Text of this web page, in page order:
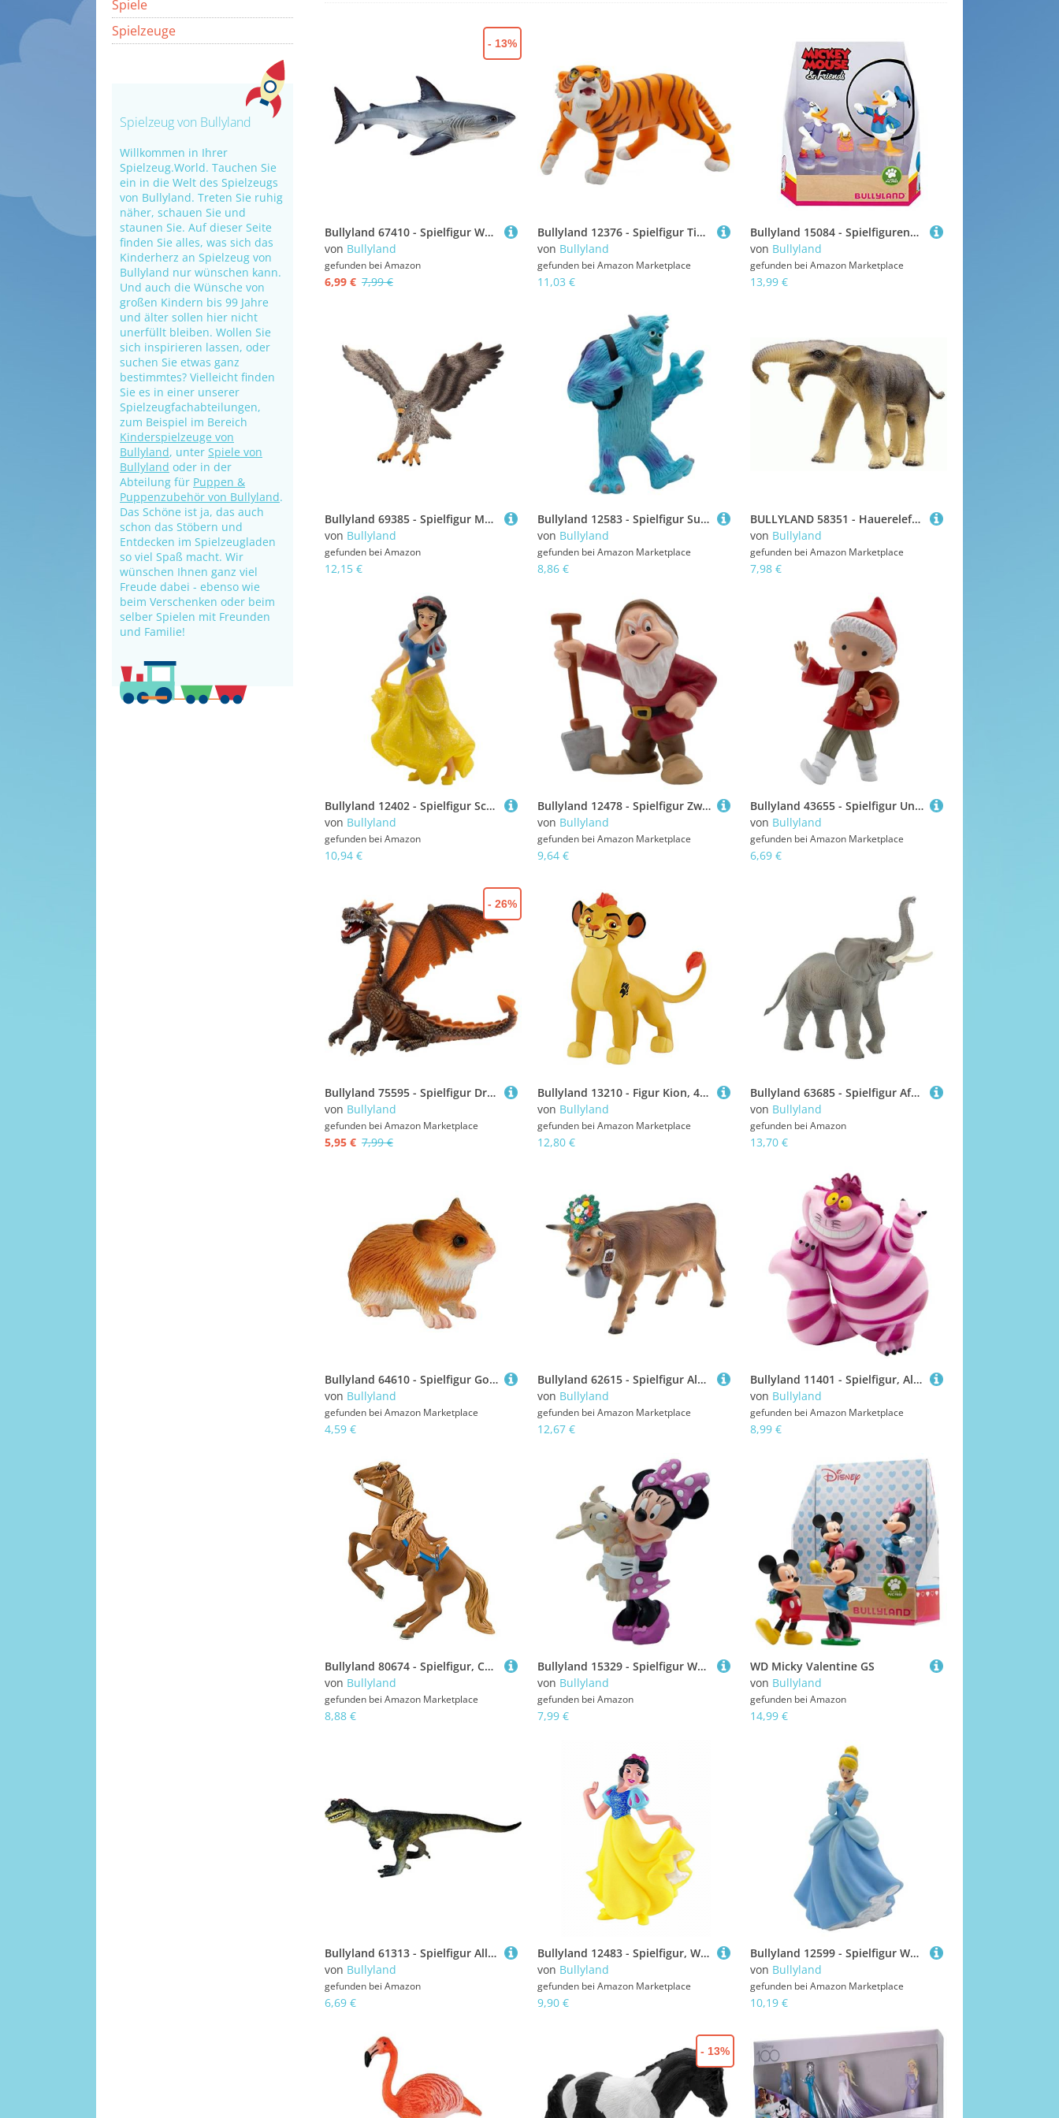
Spiele
Spielzeuge
Spielzeug von Bullyland
Willkommen in Ihrer
Spielzeug.World. Tauchen Sie
ein in die Welt des Spielzeugs
von Bullyland. Treten Sie ruhig
näher, schauen Sie und
staunen Sie. Auf dieser Seite
finden Sie alles, was sich das
Kinderherz an Spielzeug von
Bullyland nur wünschen kann.
Und auch die Wünsche von
großen Kindern bis 99 Jahre
und älter sollen hier nicht
unerfüllt bleiben. Wollen Sie
sich inspirieren lassen, oder
suchen Sie etwas ganz
bestimmtes? Vielleicht finden
Sie es in einer unserer
Spielzeugfachabteilungen,
zum Beispiel im Bereich
Kinderspielzeuge von
Bullyland, unter Spiele von
Bullyland oder in der
Abteilung für Puppen &
Puppenzubehör von Bullyland.
Das Schöne ist ja, das auch
schon das Stöbern und
Entdecken im Spielzeugladen
so viel Spaß macht. Wir
wünschen Ihnen ganz viel
Freude dabei - ebenso wie
beim Verschenken oder beim
selber Spielen mit Freunden
und Familie!
Bullyland 67410 - Spielfigur Weißer Hai, ca. 11,6 cm große Tierfigur, detailgetreu, PVC-frei, ideal als kleines Geschenk für Kinder ab 3 Jahren
von Bullyland
gefunden bei Amazon
6,99 € 7,99 €
- 13%
Bullyland 12376 - Spielfigur Tiger Shir Khan aus Walt Disney Das Dschungelbuch, ca. 15 cm, detailgetreu, ideal als kleines Geschenk für Kinder ab 3 Jahren
von Bullyland
gefunden bei Amazon Marketplace
11,03 €
Bullyland 15084 - Spielfigurenset, Walt Disney Mickey Mouse Geschenkset-Donald und Daisy, liebevoll handbemalte Figuren, PVC-frei, tolles Geschenk für Jungen und Mädchen zum fantasievollen Spielen
von Bullyland
gefunden bei Amazon Marketplace
13,99 €
Bullyland 69385 - Spielfigur Mäusebussard, ca. 11,4 cm große Tierfigur, detailgetreu, PVC-frei, ideal als kleines Geschenk für Kinder ab 3 Jahren
von Bullyland
gefunden bei Amazon
12,15 €
Bullyland 12583 - Spielfigur Sulley aus Disney Pixar Die Monster AG, ca. 7,7 cm, detailgetreu, ideal als kleines Geschenk für Kinder ab 3 Jahren
von Bullyland
gefunden bei Amazon Marketplace
8,86 €
BULLYLAND 58351 - Hauerelefant, 23 cm
von Bullyland
gefunden bei Amazon Marketplace
7,98 €
Bullyland 12402 - Spielfigur Schneewittchen aus Walt Disney Schneewittchen, ca. 9,2 cm, detailgetreu, ideal als kleines Geschenk für Kinder ab 3 Jahren
von Bullyland
gefunden bei Amazon
10,94 €
Bullyland 12478 - Spielfigur Zwerg Brummbär aus Walt Disney Schneewittchen, ca. 5,1 cm, detailgetreu, ideal als kleines Geschenk für Kinder ab 3 Jahren
von Bullyland
gefunden bei Amazon Marketplace
9,64 €
Bullyland 43655 - Spielfigur Unser Sandmännchen, ca. 8,1 cm, detailgetreu, ideal als kleines Geschenk für Kinder ab 3 Jahren
von Bullyland
gefunden bei Amazon Marketplace
6,69 €
Bullyland 75595 - Spielfigur Drache Orange, ca. 8,7 cm, detailgetreu, PVC-frei, ideal als kleines Geschenk für Kinder ab 3 Jahren
von Bullyland
gefunden bei Amazon Marketplace
5,95 € 7,99 €
- 26%
Bullyland 13210 - Figur Kion, 4,9 cm
von Bullyland
gefunden bei Amazon Marketplace
12,80 €
Bullyland 63685 - Spielfigur Afrikanischer Elefant, ca. 21 cm große Tierfigur, detailgetreu, PVC-frei, ideal als kleines Geschenk für Kinder ab 3 Jahren
von Bullyland
gefunden bei Amazon
13,70 €
Bullyland 64610 - Spielfigur Goldhamster, ca. 5 cm große Tierfigur, detailgetreu, PVC-frei, ideal als kleines Geschenk für Kinder ab 3 Jahren
von Bullyland
gefunden bei Amazon Marketplace
4,59 €
Bullyland 62615 - Spielfigur Alpenkuh Darina mit Kopfschmuck, ca. 13,3 cm große Tierfigur, detailgetreu, PVC-frei, ideal als kleines Geschenk für Kinder ab 3 Jahren
von Bullyland
gefunden bei Amazon Marketplace
12,67 €
Bullyland 11401 - Spielfigur, Alice im Wunderland - Grinsekatze
von Bullyland
gefunden bei Amazon Marketplace
8,99 €
Bullyland 80674 - Spielfigur, Cowboypferd, ca. 12,7 cm
von Bullyland
gefunden bei Amazon Marketplace
8,88 €
Bullyland 15329 - Spielfigur Walt Disney Minnie Mouse mit Hund, ca. 7 cm, detailgetreu, ideal als kleines Geschenk für Kinder ab 3 Jahren
von Bullyland
gefunden bei Amazon
7,99 €
WD Micky Valentine GS
von Bullyland
gefunden bei Amazon
14,99 €
Bullyland 61313 - Spielfigur Allosaurus, ca. 10,2 cm großer Dinosaurier, detailgetreu, ideal als kleines Geschenk für Kinder ab 3 Jahren
von Bullyland
gefunden bei Amazon
6,69 €
Bullyland 12483 - Spielfigur, Walt Disney Schneewittchen, ca. 9,5 cm
von Bullyland
gefunden bei Amazon Marketplace
9,90 €
Bullyland 12599 - Spielfigur Walt Disney Cinderella, ca. 10,4 cm, detailgetreu, ideal als kleines Geschenk für Kinder ab 3 Jahren
von Bullyland
gefunden bei Amazon Marketplace
10,19 €
- 13%